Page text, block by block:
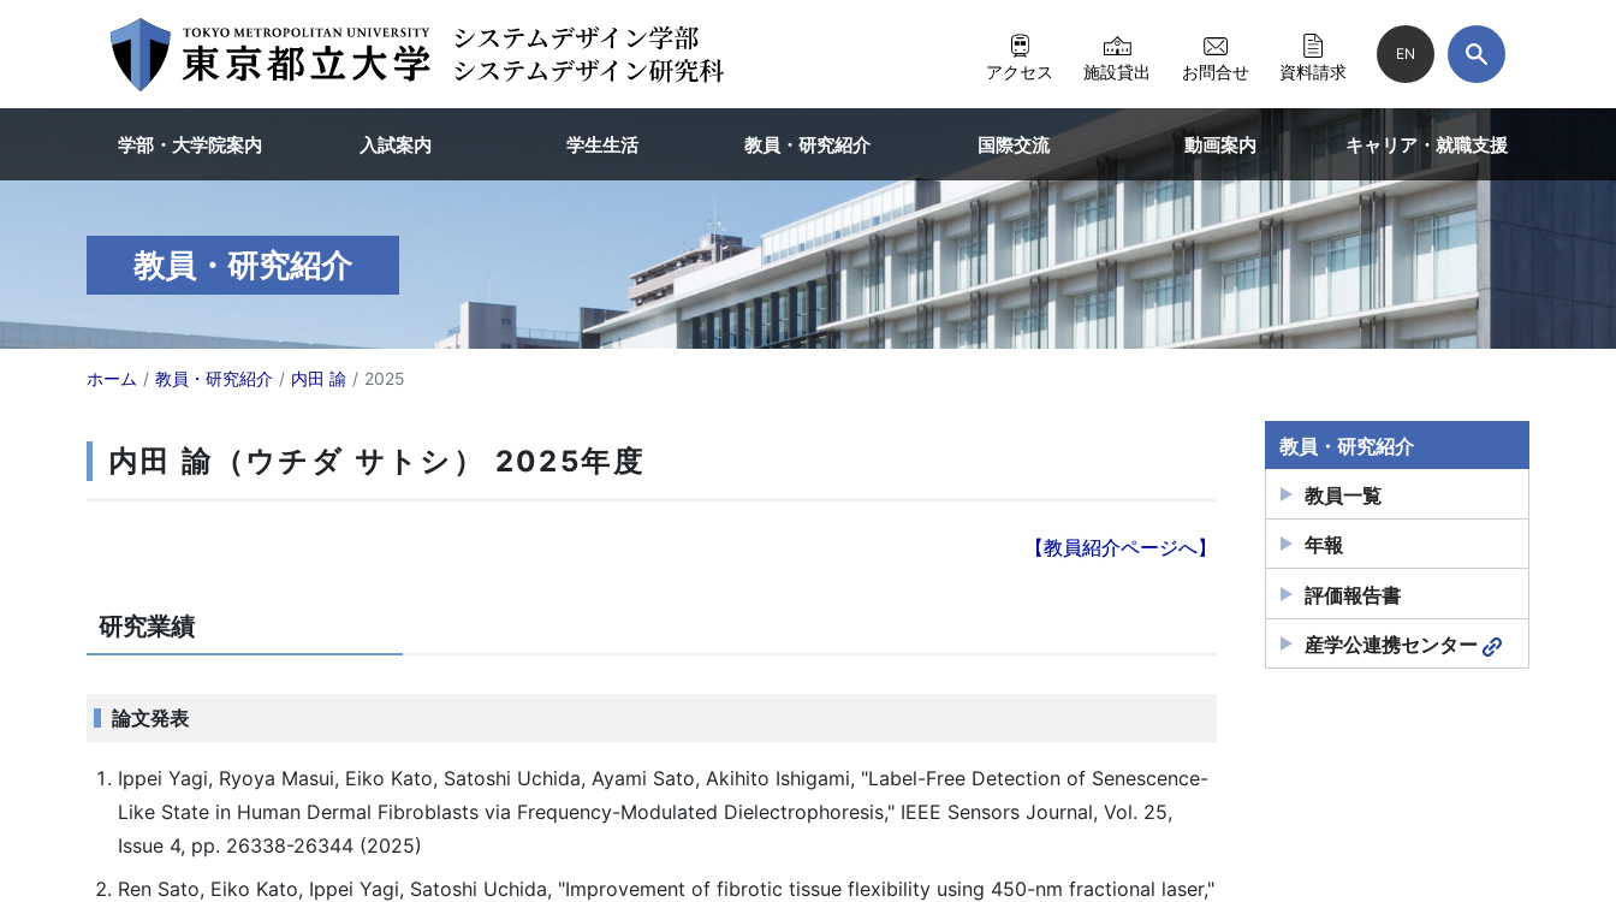
アクセス 施設貸出 お問合せ 資料請求
EN
学部・大学院案内 入試案内 学生生活 教員・研究紹介 国際交流 動画案内 キャリア・就職支援
教員・研究紹介
ホーム 教員・研究紹介 内田 諭 2025
内田 諭（ウチダ サトシ） 2025年度
【教員紹介ページへ】
研究業績
論文発表
Ippei Yagi, Ryoya Masui, Eiko Kato, Satoshi Uchida, Ayami Sato, Akihito Ishigami, "Label-Free Detection of Senescence-
Like State in Human Dermal Fibroblasts via Frequency-Modulated Dielectrophoresis," IEEE Sensors Journal, Vol. 25,
Issue 4, pp. 26338-26344 (2025)
Ren Sato, Eiko Kato, Ippei Yagi, Satoshi Uchida, "Improvement of fibrotic tissue flexibility using 450-nm fractional laser,"
教員・研究紹介
教員一覧
年報
評価報告書
産学公連携センター